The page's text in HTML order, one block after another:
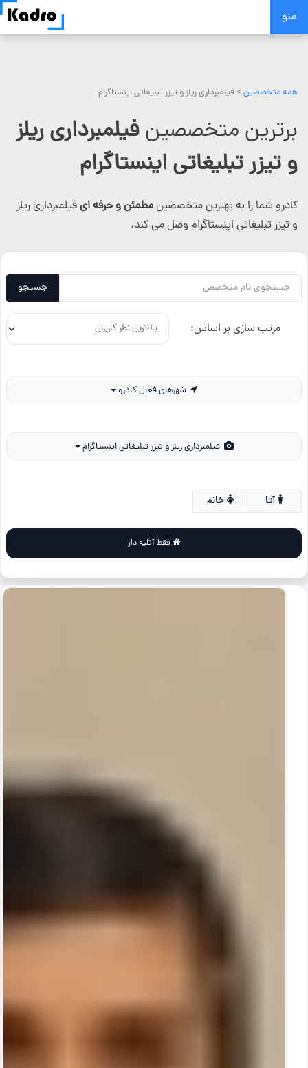
Skip
منو
همه متخصصین >فیلمبرداری ریلز و تیزر تبلیغاتی اینستاگرام
برترین متخصصینفیلمبرداری ریلز
و تیزر تبلیغاتی اینستاگرام
کادرو شما را به بهترین متخصصینمطمئن و حرفه ایفیلمبرداری ریلز
و تیزر تبلیغاتی اینستاگرام وصل می کند.
جستجو
مرتب سازی بر اساس:
فیلمبرداری ریلز و تیزر تبلیغاتی اینستاگرام
خانم